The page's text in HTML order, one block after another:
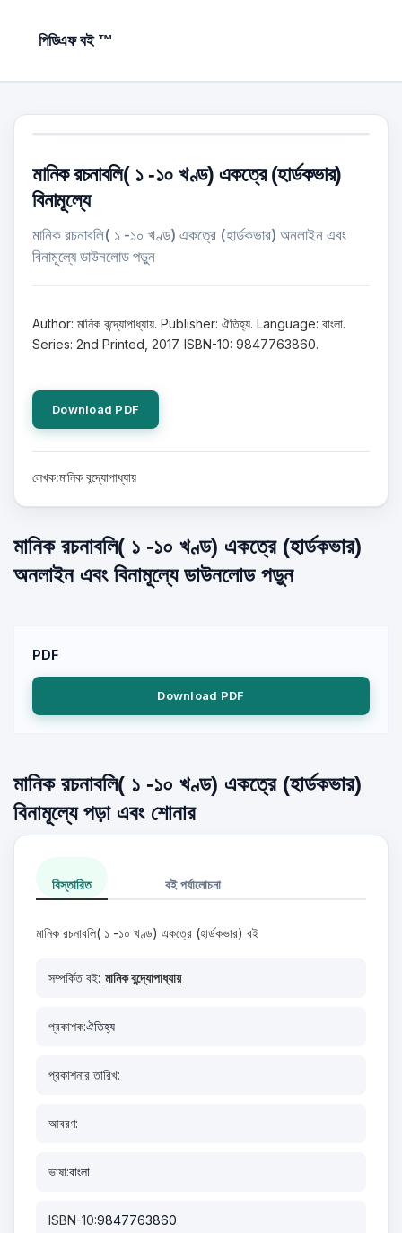
পিডিএফ বই ™
মানিক রচনাবলি( ১ -১০ খণ্ড) একত্রে (হার্ডকভার)
বিনামূল্যে
মানিক রচনাবলি( ১ -১০ খণ্ড) একত্রে (হার্ডকভার) অনলাইন এবং
বিনামূল্যে ডাউনলোড পড়ুন
Author: মানিক বন্দ্যোপাধ্যায়. Publisher: ঐতিহ্য. Language: বাংলা.
Series: 2nd Printed, 2017. ISBN-10: 9847763860.
Download PDF
লেখক:মানিক বন্দ্যোপাধ্যায়
মানিক রচনাবলি( ১ -১০ খণ্ড) একত্রে (হার্ডকভার)
অনলাইন এবং বিনামূল্যে ডাউনলোড পড়ুন
PDF
Download PDF
মানিক রচনাবলি( ১ -১০ খণ্ড) একত্রে (হার্ডকভার)
বিনামূল্যে পড়া এবং শোনার
বিস্তারিত বই পর্যালোচনা
মানিক রচনাবলি( ১ -১০ খণ্ড) একত্রে (হার্ডকভার) বই
সম্পর্কিত বই: মানিক বন্দ্যোপাধ্যায়
প্রকাশক:ঐতিহ্য
প্রকাশনার তারিখ:
আবরণ:
ভাষা:বাংলা
ISBN-10:9847763860